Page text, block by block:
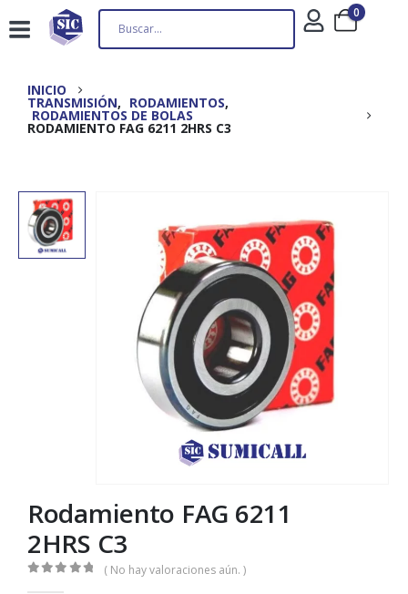
0
INICIO
TRANSMISIÓN, RODAMIENTOS,
RODAMIENTOS DE BOLAS
RODAMIENTO FAG 6211 2HRS C3
Rodamiento FAG 6211
2HRS C3
( No hay valoraciones aún. )